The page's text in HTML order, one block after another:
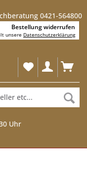
0421-564800
Uhr
Bestellung widerrufen
unsere Datenschutzerklärung